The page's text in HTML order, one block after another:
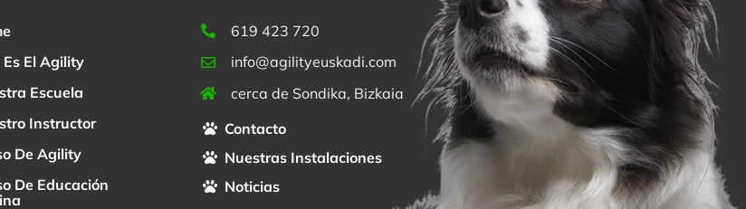
Es El Agility
Escuela
Instructor
De Agility
De Educación
619 423 720
info@agilityeuskadi.com
cerca de Sondika, Bizkaia
Contacto
Nuestras Instalaciones
Noticias